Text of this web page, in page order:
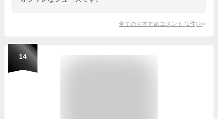
全てのおすすめコメント (1 件) >
14